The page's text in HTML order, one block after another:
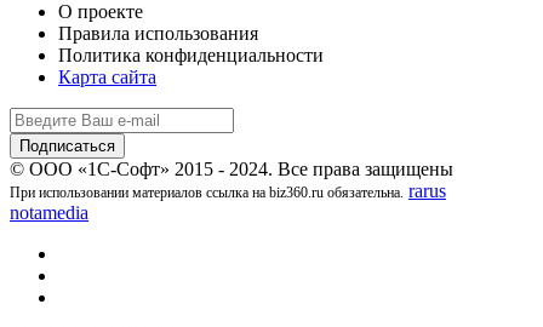
О проекте
Правила использования
Политика конфиденциальности
Карта сайта
© ООО «1С-Софт» 2015 - 2024. Все права защищены
При использовании материалов ссылка на biz360.ru обязательна. rarus
notamedia